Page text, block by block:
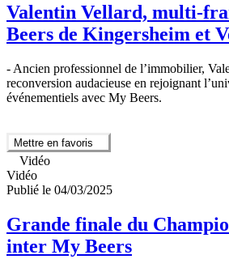
Valentin Vellard, multi-
Beers de Kingersheim et
- Ancien professionnel de l’immobilier,
reconversion audacieuse en rejoignant
événementiels avec My Beers.
Mettre en favoris
Vidéo
Vidéo
Publié le 04/03/2025
Grande finale du
inter My Beers